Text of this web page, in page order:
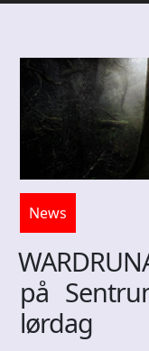
News
på
lørdag